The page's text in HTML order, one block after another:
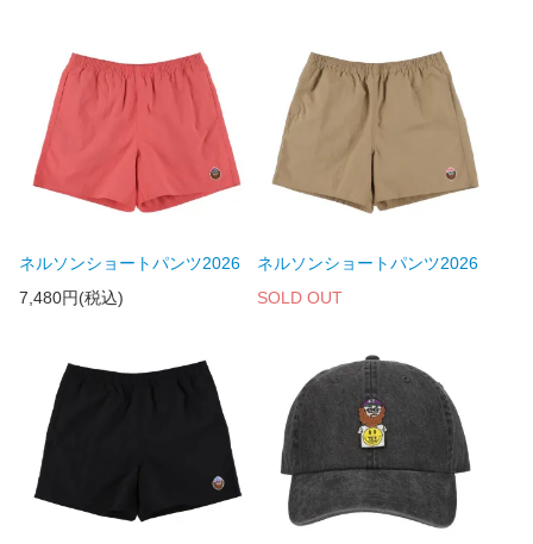
ネルソンショートパンツ2026
7,480円(税込)
ネルソンショートパンツ2026
SOLD OUT